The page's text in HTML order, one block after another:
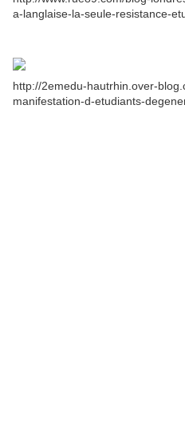
a-langlaise-la-seule-resistance-
http://2emedu-hautrhin.over-
manifestation-d-etudiants-